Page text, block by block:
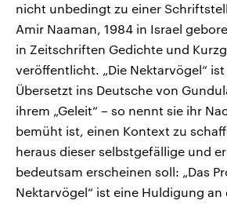
nicht unbedingt zu einer
Amir Naaman, 1984 in Israel
in Zeitschriften Gedichte und
veröffentlicht. „Die Nektarvögel“
Übersetzt ins Deutsche von
ihrem „Geleit“ – so nennt sie ihr
bemüht ist, einen Kontext zu
heraus dieser selbstgefällige und
bedeutsam erscheinen soll: „Das
Nektarvögel“ ist eine Huldigung an